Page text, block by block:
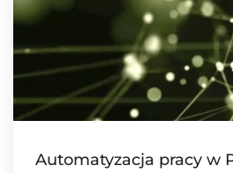
Automatyzacja pracy w